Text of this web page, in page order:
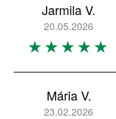
Jarmila V.
20.05.2026
Mária V.
23.02.2026